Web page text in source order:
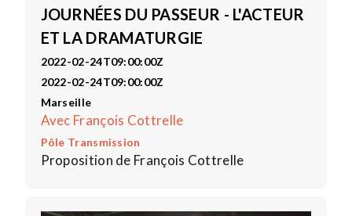
JOURNÉES DU PASSEUR - L'ACTEUR
ET LA DRAMATURGIE
2022-02-24T09:00:00Z
2022-02-24T09:00:00Z
Marseille
Avec François Cottrelle
Pôle Transmission
Proposition de François Cottrelle